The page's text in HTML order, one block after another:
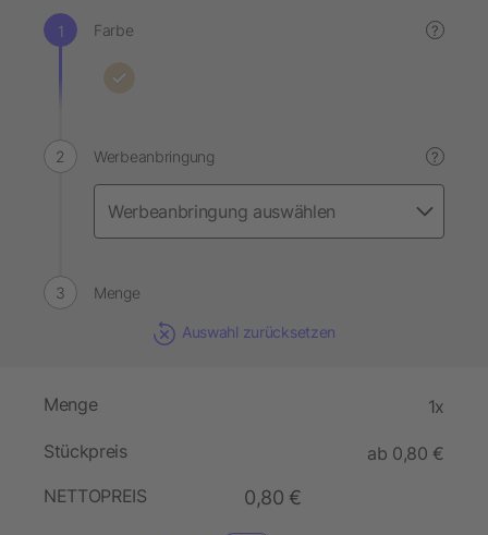
Farbe ?
Werbeanbringung ?
Menge
Auswahl zurücksetzen
Menge 1x
Stückpreis
ab 0,80 €
NETTOPREIS
0,80 €